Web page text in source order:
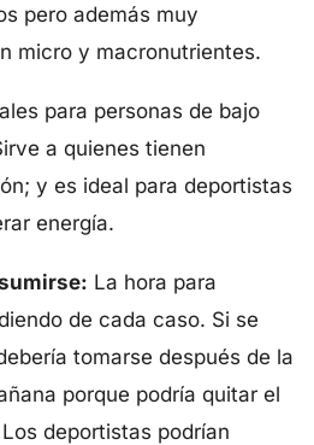
pero además muy
micro y macronutrientes.
para personas de bajo
a quienes tienen
y es ideal para deportistas
energía.
La hora para
de cada caso. Si se
tomarse después de la
porque podría quitar el
deportistas podrían